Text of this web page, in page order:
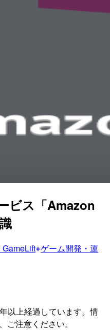
ビス「Amazon
ゲーム開発・運
以上経過しています。情
ご注意ください。